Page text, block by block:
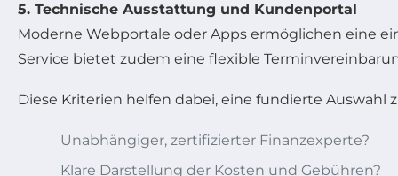
5. Technische Ausstattung und Kundenportal
Moderne Webportale oder Apps ermöglichen eine
Service bietet zudem eine flexible
Diese Kriterien helfen dabei, eine fundierte
Unabhängiger, zertifizierter Finanzexperte?
Klare Darstellung der Kosten und Gebühren?